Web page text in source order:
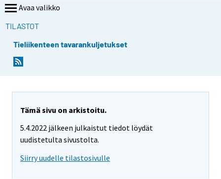
Avaa valikko
TILASTOT
Tieliikenteen tavarankuljetukset
Tämä sivu on arkistoitu.
5.4.2022 jälkeen julkaistut tiedot löydät
uudistetulta sivustolta.
Siirry uudelle tilastosivulle